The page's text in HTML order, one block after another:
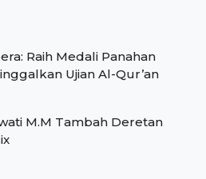
Raih Medali Panahan
Ujian Al-Qur’an
M.M Tambah Deretan